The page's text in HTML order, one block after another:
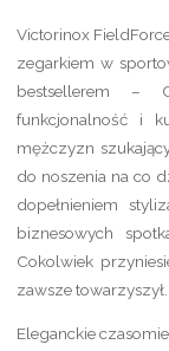
Victorinox
zegarkiem w
bestsellerem –
funkcjonalność i
mężczyzn
do noszenia na co
dopełnieniem
biznesowych
Cokolwiek
zawsze towarzyszył.
Eleganckie